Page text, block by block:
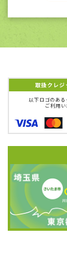
取扱クレジ
以下ロゴのあ
ご利用い